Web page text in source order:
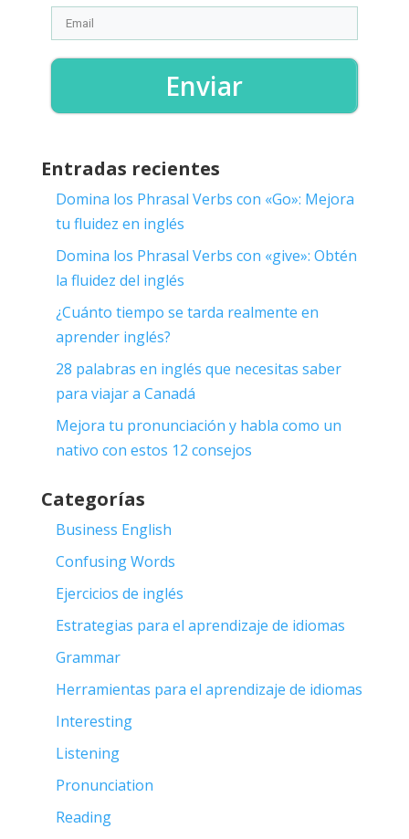
Enviar
Entradas recientes
Domina los Phrasal Verbs con «Go»: Mejora
tu fluidez en inglés
Domina los Phrasal Verbs con «give»: Obtén
la fluidez del inglés
¿Cuánto tiempo se tarda realmente en
aprender inglés?
28 palabras en inglés que necesitas saber
para viajar a Canadá
Mejora tu pronunciación y habla como un
nativo con estos 12 consejos
Categorías
Business English
Confusing Words
Ejercicios de inglés
Estrategias para el aprendizaje de idiomas
Grammar
Herramientas para el aprendizaje de idiomas
Interesting
Listening
Pronunciation
Reading